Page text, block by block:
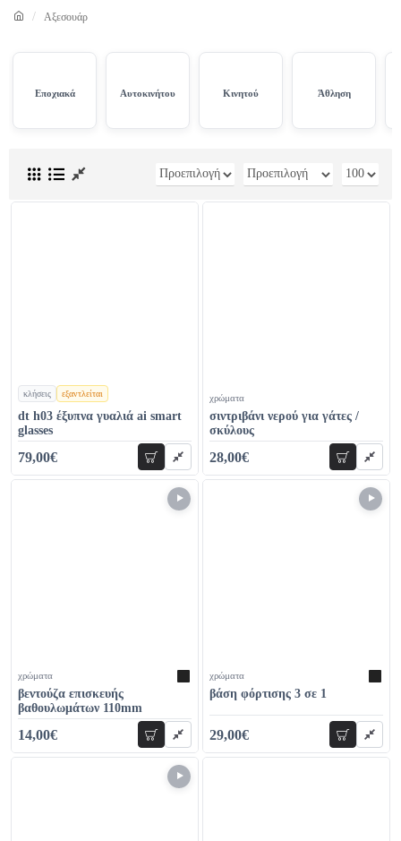
Αξεσουάρ
Εποχιακά Αυτοκινήτου Κινητού Άθληση
εξαντλείται
κλήσεις
χρώματα
dt h03 έξυπνα γυαλιά ai smart
glasses
79,00€ προσθήκη
χρώματα
σιντριβάνι νερού για γάτες /
σκύλους
28,00€ προσθήκη
χρώματα
βεντούζα επισκευής
βαθουλωμάτων 110mm
14,00€ προσθήκη
χρώματα
βάση φόρτισης 3 σε 1
29,00€ προσθήκη